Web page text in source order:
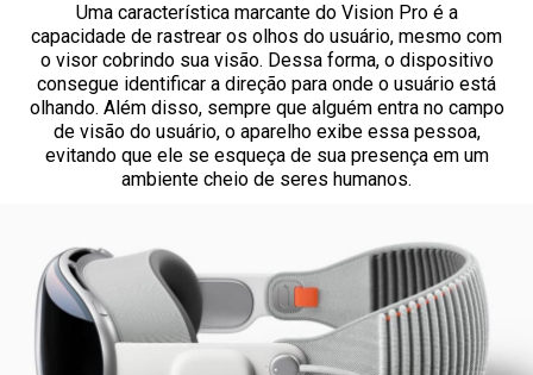
Uma característica marcante do Vision Pro é a
capacidade de rastrear os olhos do usuário, mesmo com
o visor cobrindo sua visão. Dessa forma, o dispositivo
consegue identificar a direção para onde o usuário está
olhando. Além disso, sempre que alguém entra no campo
de visão do usuário, o aparelho exibe essa pessoa,
evitando que ele se esqueça de sua presença em um
ambiente cheio de seres humanos.